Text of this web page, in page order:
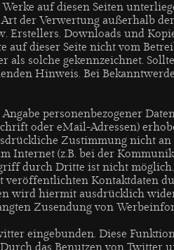
auf diesen Seiten
der Verwertung außerhalb
Erstellers. Downloads und
auf dieser Seite nicht vom
solche gekennzeichnet.
Hinweis. Bei
personenbezogener
oder eMail-Adressen)
Zustimmung nicht an
Internet (z.B. bei der
durch Dritte ist nicht möglich.
Kontaktdaten
wird hiermit ausdrücklich
Zusendung von
eingebunden. Diese